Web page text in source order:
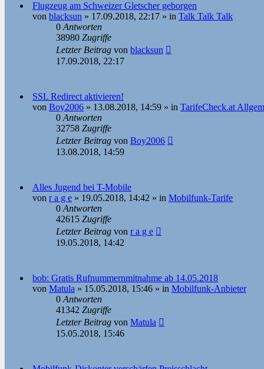
Flugzeug am Schweizer Gletscher geborgen
von blacksun » 17.09.2018, 22:17 » in Talk Talk Talk
0Antworten
38980 Zugriffe
Letzter Beitrag von blacksun
17.09.2018, 22:17
SSL Redirect aktivieren!
von Boy2006 » 13.08.2018, 14:59 » in TarifeCheck.at
0Antworten
32758 Zugriffe
Letzter Beitrag von Boy2006
13.08.2018, 14:59
Alles Jugend bei T-Mobile
von r a g e » 19.05.2018, 14:42 » in Mobilfunk-Tarife
0Antworten
42615 Zugriffe
Letzter Beitrag von r a g e
19.05.2018, 14:42
bob: Gratis Rufnummernmitnahme ab 14.05.2018
von Matula » 15.05.2018, 15:46 » in Mobilfunk-Anbieter
0Antworten
41342 Zugriffe
Letzter Beitrag von Matula
15.05.2018, 15:46